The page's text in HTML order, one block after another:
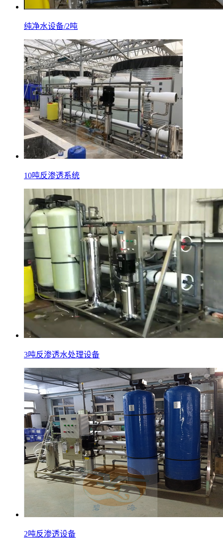
纯净水设备/2吨
10吨反渗透系统
3吨反渗透水处理设备
2吨反渗透设备